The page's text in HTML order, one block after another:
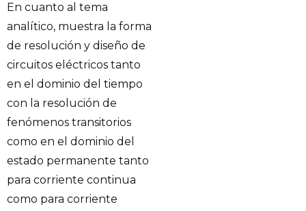
En cuanto al tema
analítico, muestra la forma
de resolución y diseño de
circuitos eléctricos tanto
en el dominio del tiempo
con la resolución de
fenómenos transitorios
como en el dominio del
estado permanente tanto
para corriente continua
como para corriente